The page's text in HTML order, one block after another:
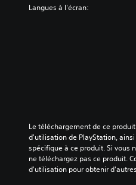
Langues à l'écran:
Le téléchargement de ce
d'utilisation de PlayStation,
spécifique à ce produit. Si vous
ne téléchargez pas ce produit.
d'utilisation pour obtenir